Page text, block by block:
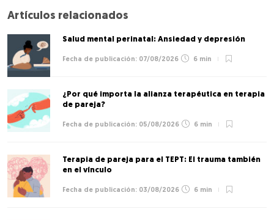
Artículos relacionados
Salud mental perinatal: Ansiedad y depresión
07/08/2026 6 min
¿Por qué importa la alianza terapéutica en terapia
de pareja?
05/08/2026 6 min
Terapia de pareja para el TEPT: El trauma también
en el vínculo
03/08/2026 6 min